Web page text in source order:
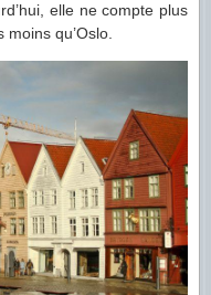
elle ne compte plus
moins qu’Oslo.